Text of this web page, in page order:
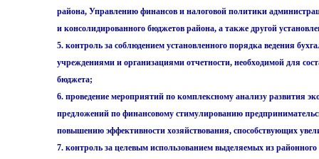
района, Управлению финансов и налоговой политики
и консолидированного бюджетов района, а также другой
5. контроль за соблюдением установленного порядка ведения
учреждениями и организациями отчетности, необходимой для
бюджета;
6. проведение мероприятий по комплексному анализу развития
предложений по финансовому стимулированию
повышению эффективности хозяйствования, способствующих
7. контроль за целевым использованием выделяемых из